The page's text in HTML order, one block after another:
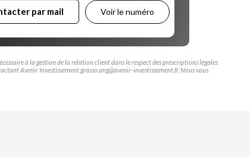
par mail Voir le numéro
à la gestion de la relation client dans le respect des prescriptions légales
Avenir Investissement grasso.ang@avenir-investissement.fr. Nous vous